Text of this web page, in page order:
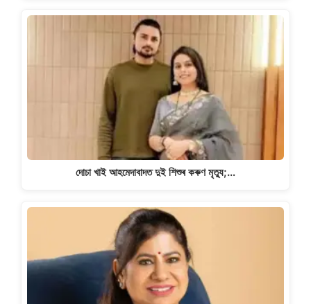
দোচা খাই আহমেদাবাদত দুই শিশুৰ কৰুণ মৃত্যু;…